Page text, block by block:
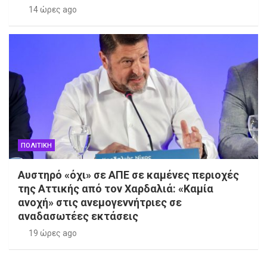
14 ώρες ago
ΠΟΛΙΤΙΚΗ
Αυστηρό «όχι» σε ΑΠΕ σε καμένες περιοχές
της Αττικής από τον Χαρδαλιά: «Καμία
ανοχή» στις ανεμογεννήτριες σε
αναδασωτέες εκτάσεις
19 ώρες ago